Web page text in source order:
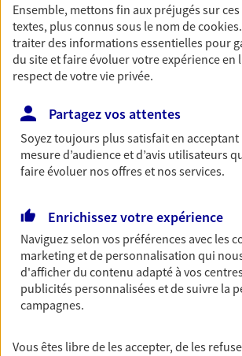
Accompagner vos
vie
Achat immobilier, installation, départ à
d'assurance et d'épargne. Recevez un
cohérent avec vos besoins
épargne
De nombreuses solutions s'offrent à
fructifier votre épargne. Laquelle
objectifs ? Rien ne remplace les
Assurance vie, PER, Livret… Faisons le
Vous protéger et
Ensemble, mettons fin aux préjugés sur
textes, plus connus sous le nom decookies
traiter des informations essentielles pour
du site et faire évoluer votre expérience en
respect de votre vie privée.
Partagez vos attentes
Soyez toujours plus satisfait en acceptant
mesure d’audience et d’avis utilisateurs
faire évoluer nos offres et nos services.
Enrichissez votre expérience
Naviguez selon vos préférences avec les
marketing et de personnalisation qui
d'afficher du contenu adapté à vos
publicités personnalisées et de suivre la
campagnes.
Vous êtes libre de les accepter, de les